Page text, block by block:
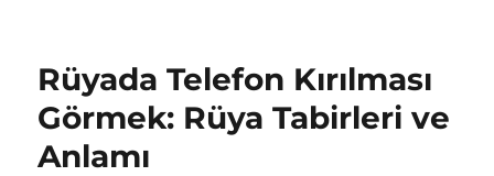
Rüyada Telefon Kırılması
Görmek: Rüya Tabirleri ve
Anlamı